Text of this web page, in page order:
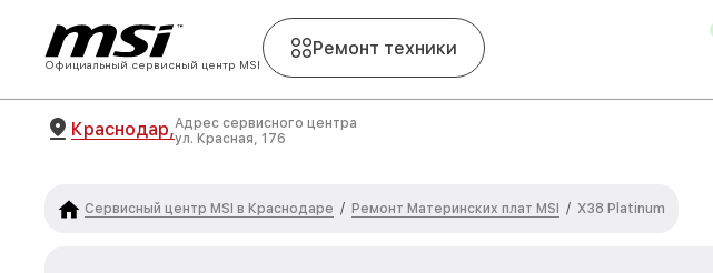
Официальный сервисный центр MSI
Ремонт техники
Краснодар,Адрес сервисного центра
ул. Красная, 176
Сервисный центр MSI в Краснодаре / Ремонт Материнских плат MSI / X38 Platinum